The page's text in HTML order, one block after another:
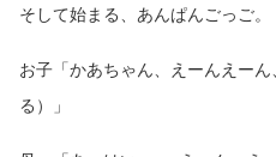
そして始まる、あんぱんごっご。
お子「かあちゃん、えーんえー
る）」